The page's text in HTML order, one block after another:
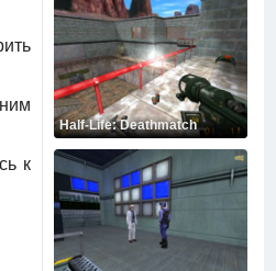
к
Half-Life: Deathmatch